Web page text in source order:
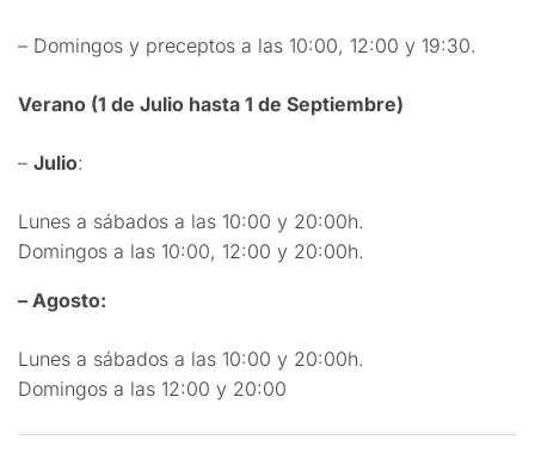
– Domingos y preceptos a las 10:00, 12:00 y 19:30.
Verano (1 de Julio hasta 1 de Septiembre)
– Julio:
Lunes a sábados a las 10:00 y 20:00h.
Domingos a las 10:00, 12:00 y 20:00h.
– Agosto:
Lunes a sábados a las 10:00 y 20:00h.
Domingos a las 12:00 y 20:00